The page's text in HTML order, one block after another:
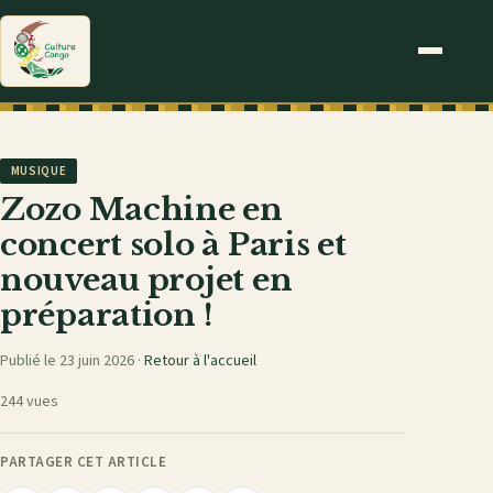
MUSIQUE
Zozo Machine en
concert solo à Paris et
nouveau projet en
préparation !
Publié le 23 juin 2026 · Retour à l'accueil
244 vues
PARTAGER CET ARTICLE